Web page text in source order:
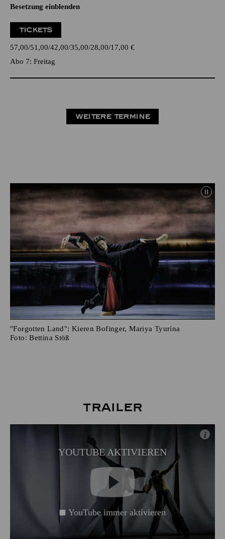
Besetzung einblenden
TICKETS
57,00 51,00 42,00 35,00 28,00 17,00 €
Abo 7: Freitag
WEITERE TERMINE
"Forgotten Land": Kieren Bofinger, Mariya Tyurina
Foto: Bettina Stöß
Trailer
YOUTUBE AKTIVIEREN
i
YouTube immer aktivieren